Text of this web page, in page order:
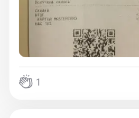
1